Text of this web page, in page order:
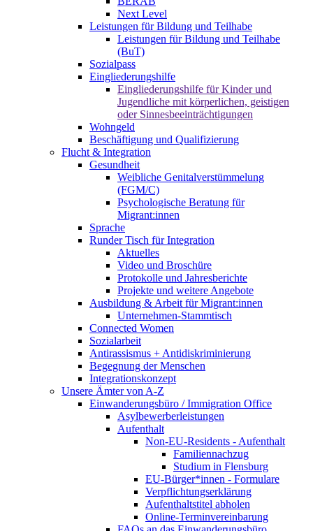
Next Level
Leistungen für Bildung und Teilhabe
Leistungen für Bildung und Teilhabe
(BuT)
Sozialpass
Eingliederungshilfe
Eingliederungshilfe für Kinder und
Jugendliche mit körperlichen, geistigen
oder Sinnesbeeinträchtigungen
Wohngeld
Beschäftigung und Qualifizierung
Flucht & Integration
Gesundheit
Weibliche Genitalverstümmelung
(FGM/C)
Psychologische Beratung für
Migrant:innen
Sprache
Runder Tisch für Integration
Aktuelles
Video und Broschüre
Protokolle und Jahresberichte
Projekte und weitere Angebote
Ausbildung & Arbeit für Migrant:innen
Unternehmen-Stammtisch
Connected Women
Sozialarbeit
Antirassismus + Antidiskriminierung
Begegnung der Menschen
Integrationskonzept
Unsere Ämter von A-Z
Einwanderungsbüro / Immigration Office
Asylbewerberleistungen
Aufenthalt
Non-EU-Residents - Aufenthalt
Familiennachzug
Studium in Flensburg
EU-Bürger*innen - Formulare
Verpflichtungserklärung
Aufenthaltstitel abholen
Online-Terminvereinbarung